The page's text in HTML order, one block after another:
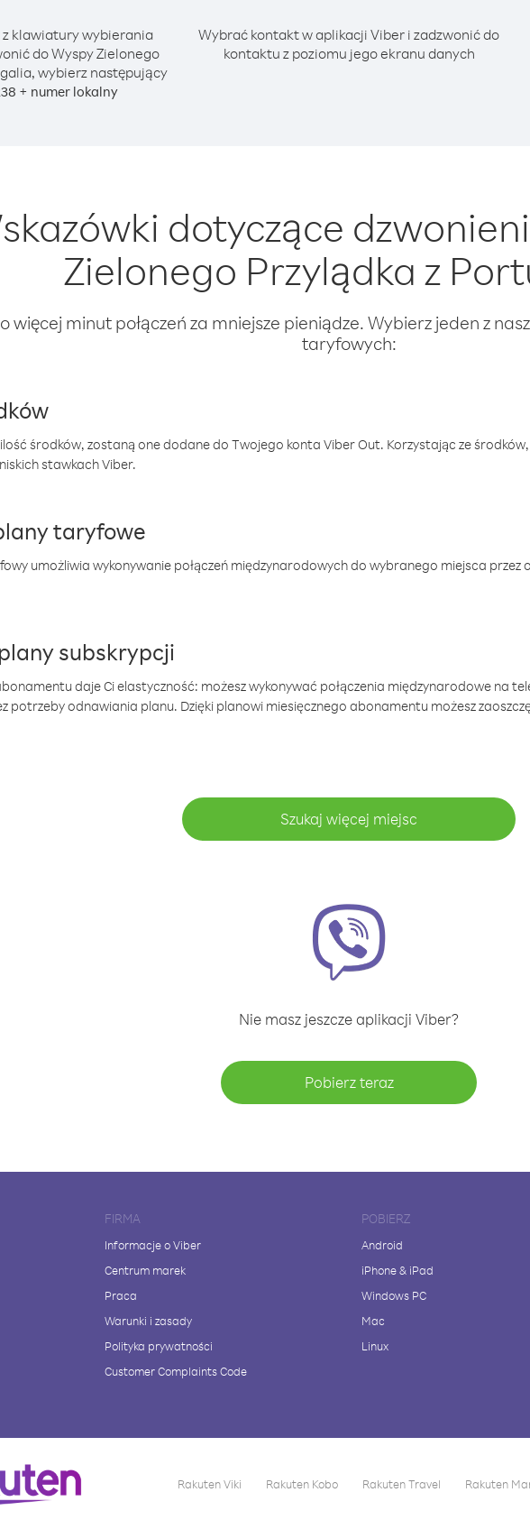
klawiatury wybierania
do Wyspy Zielonego
wybierz następujący
+ numer lokalny
Wybrać kontakt w aplikacji Viber i zadzwonić do
kontaktu z poziomu jego ekranu danych
dotyczące
Zielonego Przylądka z
więcej minut połączeń za mniejsze pieniądze. Wybierz jeden z
taryfowych:
środków, zostaną one dodane do Twojego konta Viber Out. Korzystając ze
stawkach Viber.
taryfowe
umożliwia wykonywanie połączeń międzynarodowych do wybranego miejsca przez
subskrypcji
daje Ci elastyczność: możesz wykonywać połączenia międzynarodowe na
potrzeby odnawiania planu. Dzięki planowi miesięcznego abonamentu możesz
Szukaj więcej miejsc
Nie masz jeszcze aplikacji Viber?
Pobierz teraz
FIRMA
Informacje o Viber
Centrum marek
Praca
Warunki i zasady
Polityka prywatności
Customer Complaints Code
POBIERZ
Android
iPhone & iPad
Windows PC
Mac
Linux
Rakuten Viki Rakuten Kobo Rakuten Travel Rakuten